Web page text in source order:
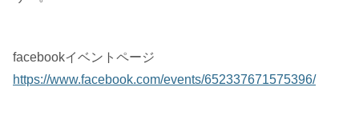
facebookイベントページ
https://www.facebook.com/events/652337671575396/